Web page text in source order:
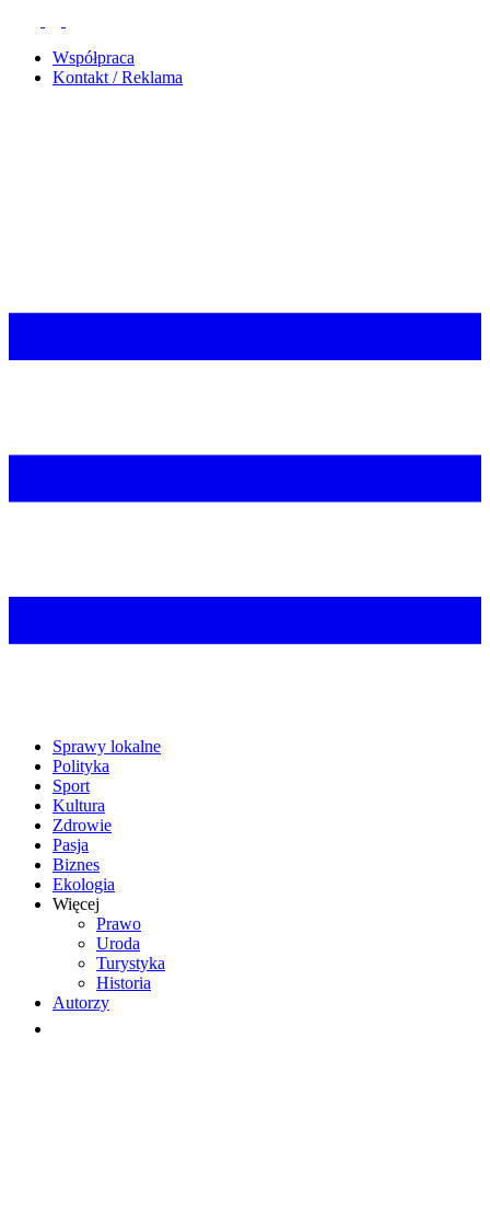
Współpraca
Kontakt / Reklama
Sprawy lokalne
Polityka
Sport
Kultura
Zdrowie
Pasja
Biznes
Ekologia
Więcej
Prawo
Uroda
Turystyka
Historia
Autorzy